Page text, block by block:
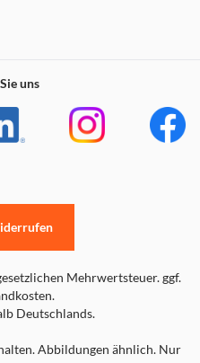
uns
Mehrwertsteuer. ggf.
Deutschlands.
Abbildungen ähnlich. Nur